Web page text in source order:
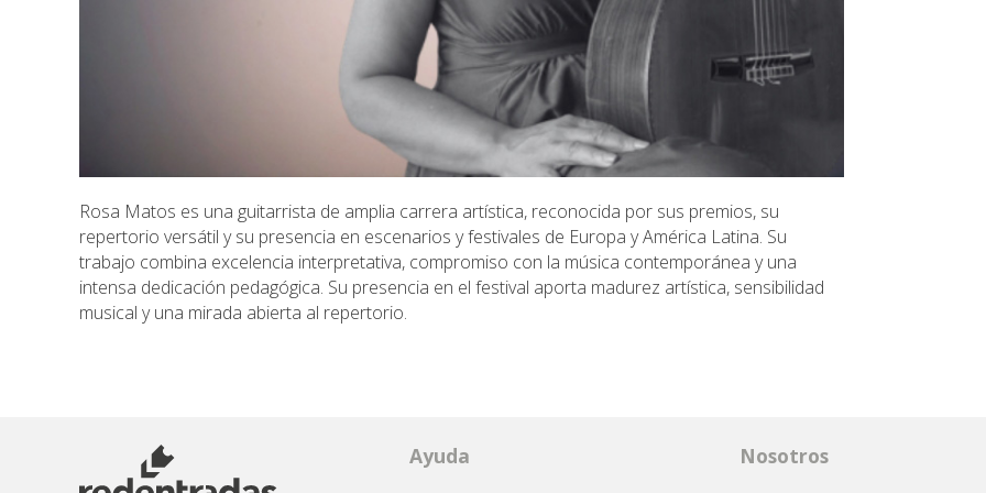
Rosa Matos es una guitarrista de amplia carrera artística, reconocida por sus premios, su
repertorio versátil y su presencia en escenarios y festivales de Europa y América Latina. Su
trabajo combina excelencia interpretativa, compromiso con la música contemporánea y una
intensa dedicación pedagógica. Su presencia en el festival aporta madurez artística, sensibilidad
musical y una mirada abierta al repertorio.
Ayuda Nosotros